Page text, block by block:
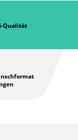
Qualität